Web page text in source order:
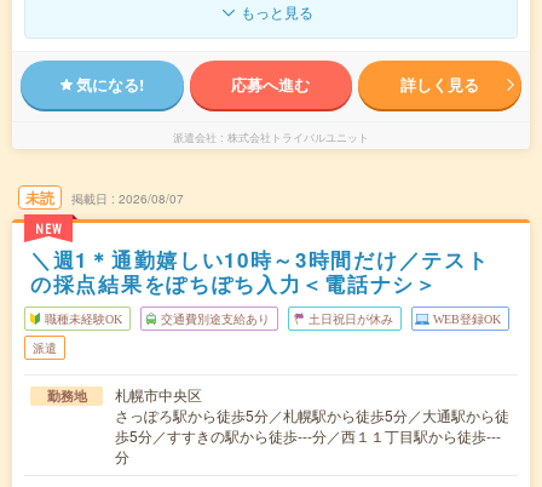
もっと見る
気になる! 応募へ進む 詳しく見る
派遣会社 株式会社トライバルユニット
未読
NEW
掲載日 2026/08/07
＼週1＊通勤嬉しい10時～3時間だけ／テスト
の採点結果をぽちぽち入力＜電話ナシ＞
職種未経験OK 交通費別途支給あり 土日祝日が休み WEB登録OK
派遣
勤務地
札幌市中央区
さっぽろ駅から徒歩5分／札幌駅から徒歩5分／大通駅から徒
歩5分／すすきの駅から徒歩---分／西１１丁目駅から徒歩---
分